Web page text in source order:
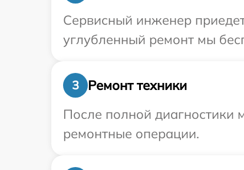
Сервисный инженер
углубленный ремонт мы
3
Ремонт техники
После полной диагностики
ремонтные операции.